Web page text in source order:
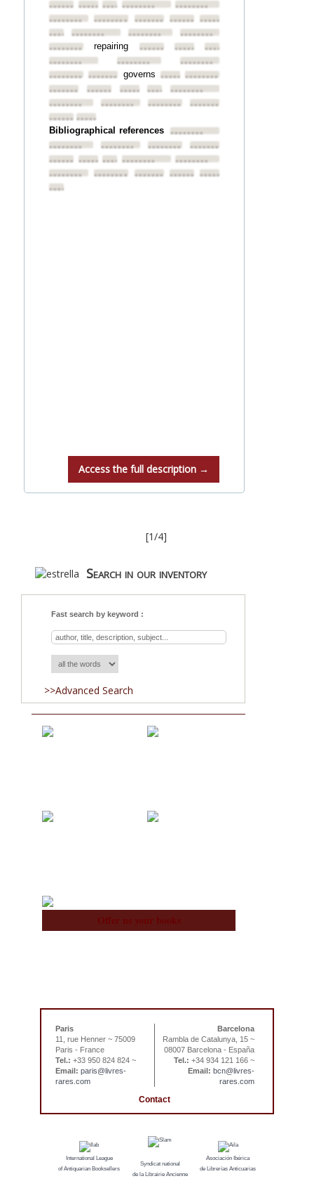
••••••••••••••••••••••••••••••••
••••••••
••••••••
•••••••• •••••••• ••••••••••••••••
•••••••••••••••• ••••••••
••••••••
•••••••• repairing •••••••• ••••••••••••••••
••••••••
••••••••
••••••••
•••••••• •••••••• governs ••••••••••••••••
••••••••
••••••••••••••••••••••••••••••••
••••••••
•••••••• ••••••••
••••••••
••••••••••••••••
Bibliographical references ••••••••
••••••••
•••••••• ••••••••
••••••••
••••••••••••••••••••••••••••••••
••••••••
••••••••
•••••••• •••••••• ••••••••••••••••
••••••••
Access the full description →
[1/4]
Search in our inventory
Fast search by keyword :
>>Advanced Search
Paris
11, rue Henner ~ 75009
Paris - France
Tel.: +33 950 824 824 ~
Email: paris@livres-
rares.com
Barcelona
Rambla de Catalunya, 15 ~
08007 Barcelona - España
Tel.: +34 934 121 166 ~
Email: bcn@livres-
rares.com
Contact
International League
of Antiquarian Booksellers
Syndicat national
de la Librairie Ancienne
Asociación Ibérica
de Librerías Anticuarias